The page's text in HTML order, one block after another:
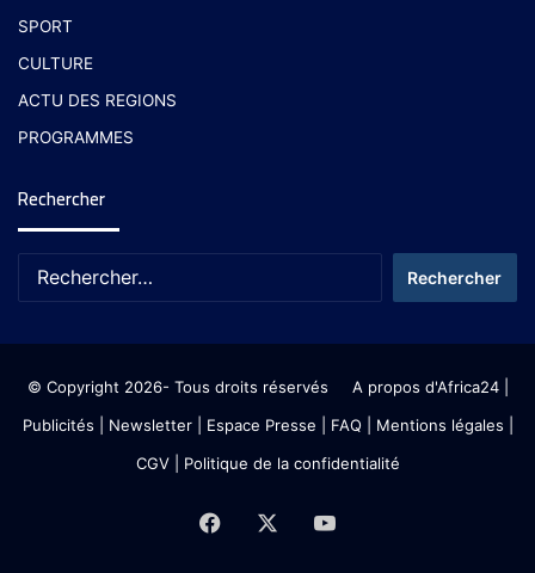
SPORT
CULTURE
ACTU DES REGIONS
PROGRAMMES
Rechercher
© Copyright 2026- Tous droits réservés A propos d'Africa24|
Publicités
Newsletter| Espace Presse | FAQ | Mentions légales
CGV| Politique de la confidentialité